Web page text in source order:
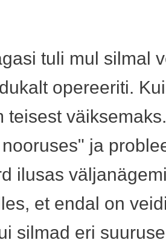
tuli mul silmal
opereeriti.
teisest
ja
ilusas
et endal on
silmad eri